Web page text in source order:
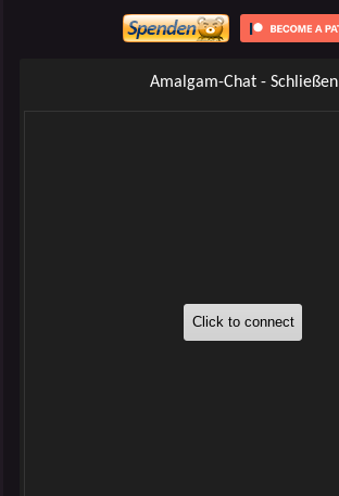
Amalgam-Chat - Schließen